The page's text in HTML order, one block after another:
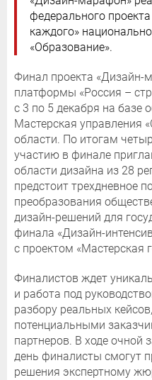
федерального
каждого»
«Образование».
Финал проекта «Дизайн-
платформы «Россия –
с 3 по 5 декабря на базе
Мастерская управления
области. По итогам
участию в финале
области дизайна из 28
предстоит трехдневное
преобразования
дизайн-решений для
финала «Дизайн-
с проектом «Мастерская
Финалистов ждет
и работа под
разбору реальных
потенциальными
партнеров. В ходе
день финалисты смогут
решения экспертному